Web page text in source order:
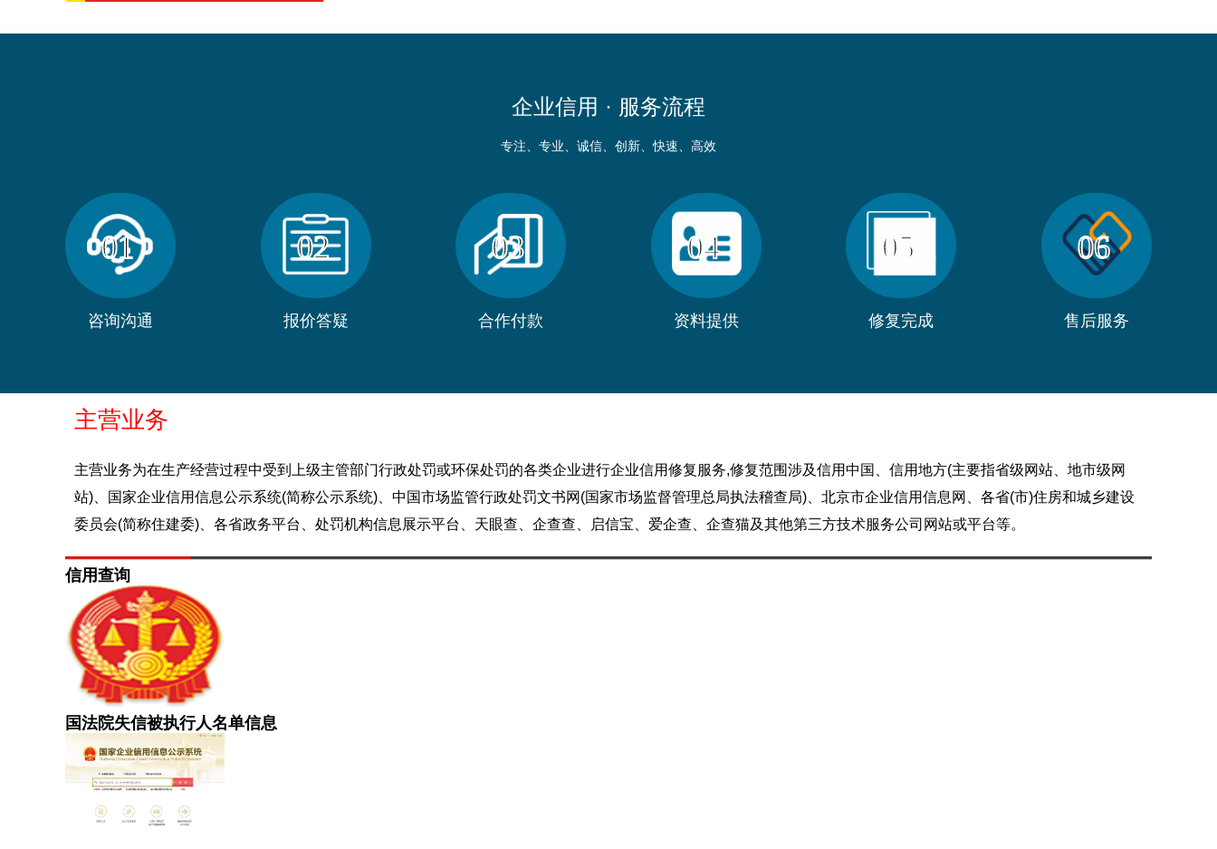
企业信用 · 服务流程
专注、专业、诚信、创新、快速、高效
01
咨询沟通
02
报价答疑
03
合作付款
04
资料提供
05
修复完成
06
售后服务
主营业务
主营业务为在生产经营过程中受到上级主管部门行政处罚或环保处罚的各类企业进行企业信用修复服务,修复范围涉及信用中国、信用地方(主要指省级网站、地市级网
站)、国家企业信用信息公示系统(简称公示系统)、中国市场监管行政处罚文书网(国家市场监督管理总局执法稽查局)、北京市企业信用信息网、各省(市)住房和城乡建设
委员会(简称住建委)、各省政务平台、处罚机构信息展示平台、天眼查、企查查、启信宝、爱企查、企查猫及其他第三方技术服务公司网站或平台等。
信用查询
国法院失信被执行人名单信息